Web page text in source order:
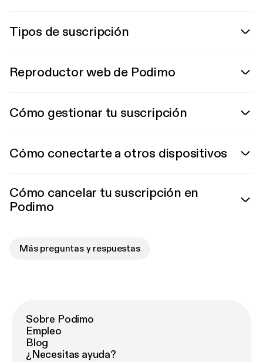
Tipos de suscripción
Reproductor web de Podimo
Cómo gestionar tu suscripción
Cómo conectarte a otros dispositivos
Cómo cancelar tu suscripción en
Podimo
Más preguntas y respuestas
Sobre Podimo
Empleo
Blog
¿Necesitas ayuda?